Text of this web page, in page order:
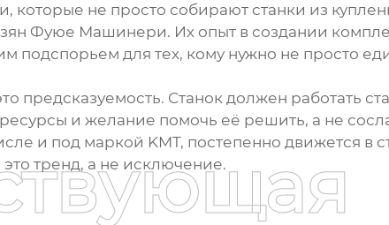
которые не просто собирают станки из
Фуюе Машинери. Их опыт в создании
подспорьем для тех, кому нужно не просто
предсказуемость. Станок должен работать
и желание помочь её решить, а не
и под маркой KMT, постепенно движется в
это тренд, а не исключение.